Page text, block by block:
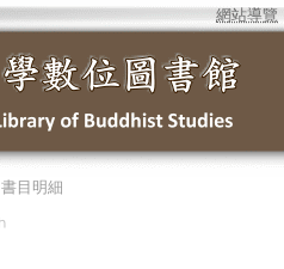
網站導覽
書目明細